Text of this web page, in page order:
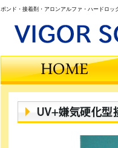
ボンド・接着剤・アロンアルファ・ハードロッ